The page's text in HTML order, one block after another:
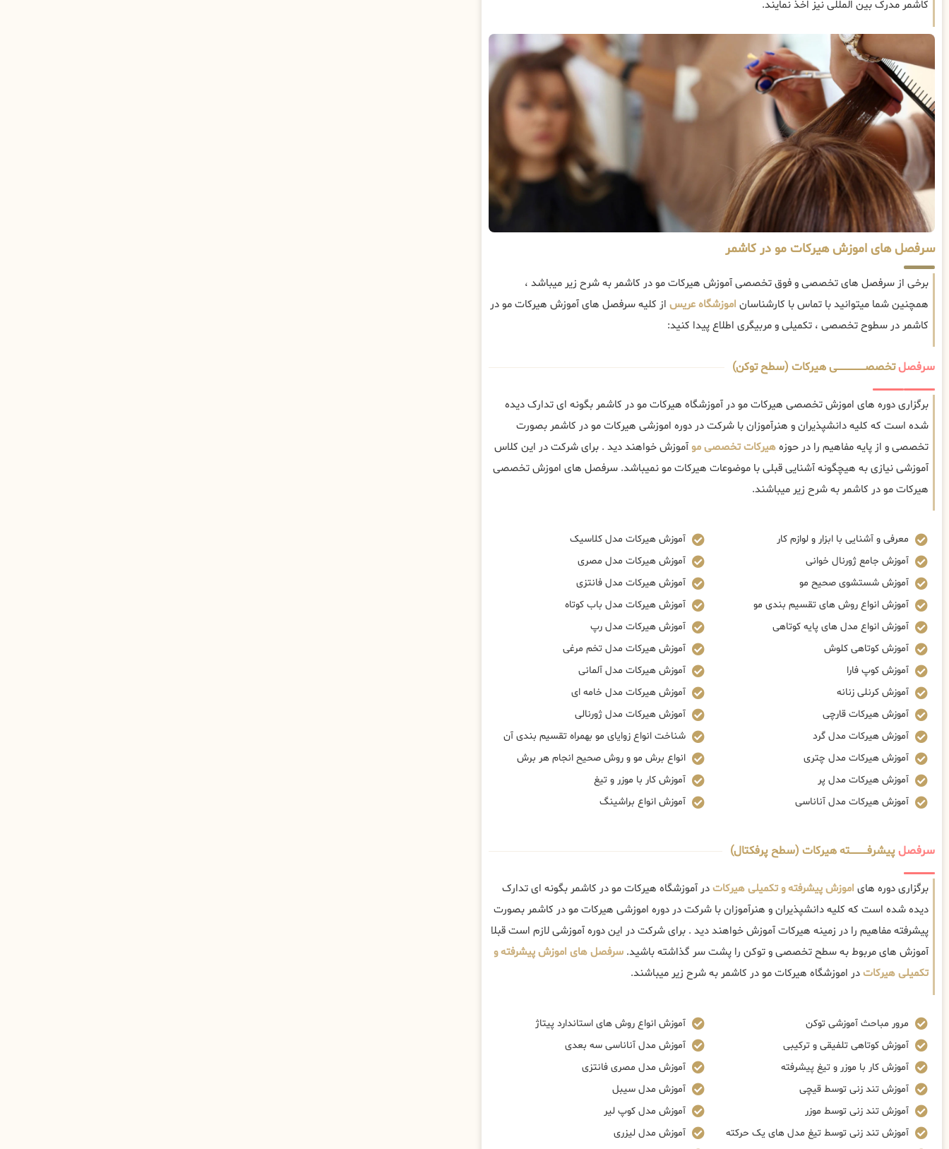
کاشمر مدرک بین المللی نیز اخذ نمایند.
سرفصل های اموزش هیرکات مو در کاشمر
برخی از سرفصل های تخصصی و فوق تخصصی آموزش هیرکات مو در کاشمر به شرح زیر میباشد ،
همچنین شما میتوانید با تماس با کارشناسان اموزشگاه عریس از کلیه سرفصل های آموزش هیرکات مو در
کاشمر در سطوح تخصصی ، تکمیلی و مربیگری اطلاع پیدا کنید:
سرفصلتخصصــــــــــــــــــــی هیرکات (سطح توکن)
برگزاری دوره های اموزش تخصصی هیرکات مو در آموزشگاه هیرکات مو در کاشمر بگونه ای تدارک دیده
شده است که کلیه دانشپذیران و هنرآموزان با شرکت در دوره اموزشی هیرکات مو در کاشمر بصورت
تخصصی و از پایه مفاهیم را در حوزههیرکات تخصصی موآموزش خواهند دید . برای شرکت در این کلاس
آموزشی نیازی به هیچگونه آشنایی قبلی با موضوعات هیرکات مو نمیباشد. سرفصل های اموزش تخصصی
هیرکات مو در کاشمر به شرح زیر میباشند.
معرفی و آشنایی با ابزار و لوازم کار
آموزش جامع ژورنال خوانی
آموزش شستشوی صحیح مو
آموزش انواع روش های تقسیم بندی مو
آموزش انواع مدل های پایه کوتاهی
آموزش کوتاهی کلوش
آموزش کوپ فارا
آموزش کرنلی زنانه
آموزش هیرکات قارچی
آموزش هیرکات مدل گرد
آموزش هیرکات مدل چتری
آموزش هیرکات مدل پر
آموزش هیرکات مدل آناناسی
آموزش هیرکات مدل کلاسیک
آموزش هیرکات مدل مصری
آموزش هیرکات مدل فانتزی
آموزش هیرکات مدل باب کوتاه
آموزش هیرکات مدل رپ
آموزش هیرکات مدل تخم مرغی
آموزش هیرکات مدل آلمانی
آموزش هیرکات مدل خامه ای
آموزش هیرکات مدل ژورنالی
شناخت انواع زوایای مو بهمراه تقسیم بندی آن
انواع برش مو و روش صحیح انجام هر برش
آموزش کار با موزر و تیغ
آموزش انواع براشینگ
سرفصلپیشرفــــــــــــته هیرکات (سطح پرفکتال)
برگزاری دوره های اموزش پیشرفته و تکمیلی هیرکاتدر آموزشگاه هیرکات مو در کاشمر بگونه ای تدارک
دیده شده است که کلیه دانشپذیران و هنرآموزان با شرکت در دوره اموزشی هیرکات مو در کاشمر بصورت
پیشرفته مفاهیم را در زمینه هیرکات آموزش خواهند دید . برای شرکت در این دوره آموزشی لازم است قبلا
آموزش های مربوط به سطح تخصصی و توکن را پشت سر گذاشته باشید. سرفصل های اموزش پیشرفته و
تکمیلی هیرکاتدر اموزشگاه هیرکات مو در کاشمر به شرح زیر میباشند.
مرور مباحث آموزشی توکن
آموزش کوتاهی تلفیقی و ترکیبی
آموزش کار با موزر و تیغ پیشرفته
آموزش تند زنی توسط قیچی
آموزش تند زنی توسط موزر
آموزش تند زنی توسط تیغ مدل های یک حرکته
آموزش انواع روش های استاندارد پیتاژ
آموزش مدل آناناسی سه بعدی
آموزش مدل مصری فانتزی
آموزش مدل سیبل
آموزش مدل کوپ لیر
آموزش مدل لیزری